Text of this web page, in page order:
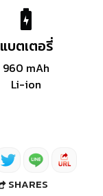
แบตเตอรี่
960 mAh
Li-ion
SHARES